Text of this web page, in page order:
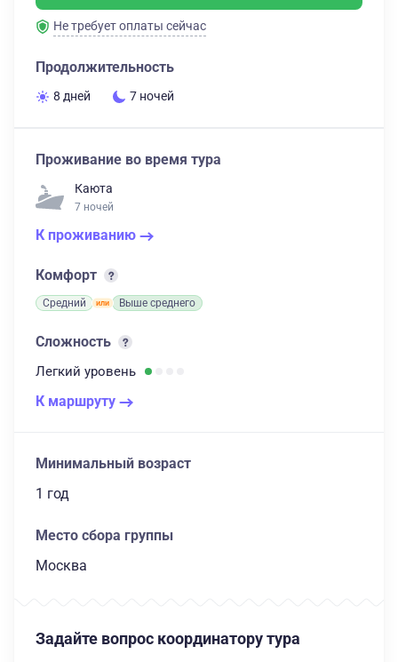
Не требует оплаты сейчас
Продолжительность
8 дней 7 ночей
Проживание во время тура
Каюта
7 ночей
К проживанию
Комфорт
Средний Выше среднего
Сложность
Легкий уровень
К маршруту
Минимальный возраст
1 год
Место сбора группы
Москва
Задайте вопрос координатору тура